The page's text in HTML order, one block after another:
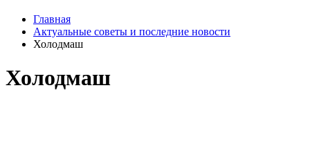
Главная
Актуальные советы и последние новости
Холодмаш
Холодмаш